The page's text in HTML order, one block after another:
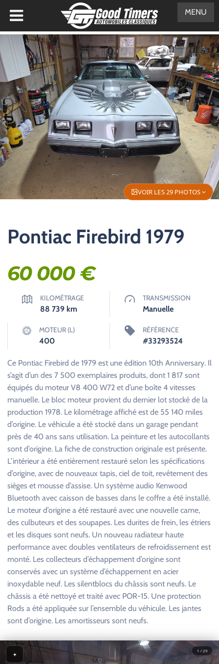
VOIR LES 29 PHOTOS
Pontiac Firebird 1979
60 000€
KILOMÉTRAGE
88 739 km
TRANSMISSION
Manuelle
MOTEUR (L)
400
RÉFÉRENCE
#33293524
Ce Pontiac Firebird de 1979 est une édition 10th Anniversary. Il
s’agit d’un des 7 500 exemplaires produits, dont 1 817 sont
équipés du moteur V8 400 W72 et d’une boîte 4 vitesses
manuelle. Le bloc moteur provient du dernier lot stocké de la
production 1978. Le kilométrage affiché est de 55 140 miles
d’origine. Le véhicule a été stocké dans un garage pendant
près de 40 ans sans utilisation. La peinture et les autocollants
sont d’origine. La fiche de construction originale est présente.
L’intérieur a été entièrement restauré selon les spécifications
d’origine, avec de nouveaux tapis, ciel de toit, revêtement des
sièges et mousse d’assise. Un système audio Kenwood
Bluetooth avec caisson de basses dans le coffre a été installé.
Le moteur d’origine a été restauré avec une nouvelle came,
des culbuteurs et des soupapes. Les durites de frein, les étriers
et les disques sont neufs. Un nouveau radiateur haute
performance avec doubles ventilateurs de refroidissement est
monté. Les collecteurs d’échappement d’origine sont
conservés avec un système d’échappement en acier
inoxydable neuf. Les silentblocs du châssis sont neufs. Le
châssis a été nettoyé et traité avec POR-15. Une protection
Rods a été appliquée sur l’ensemble du véhicule. Les jantes
sont d’origine. Les amortisseurs sont neufs.
1 / 29
+
MENU